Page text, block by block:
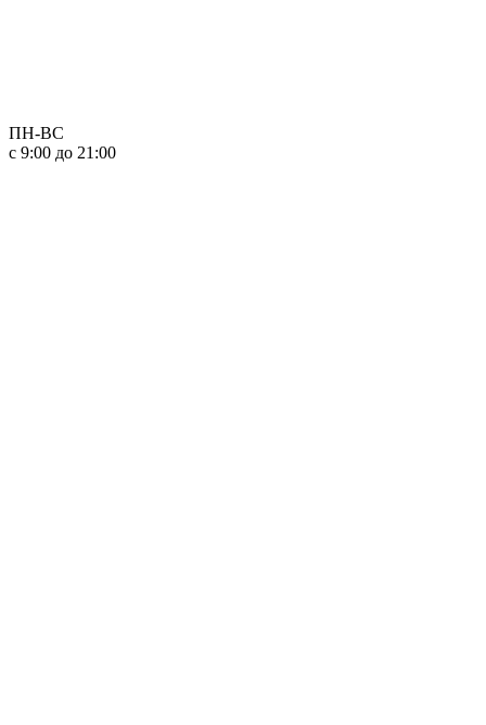
ПН-ВС
с 9:00 до 21:00